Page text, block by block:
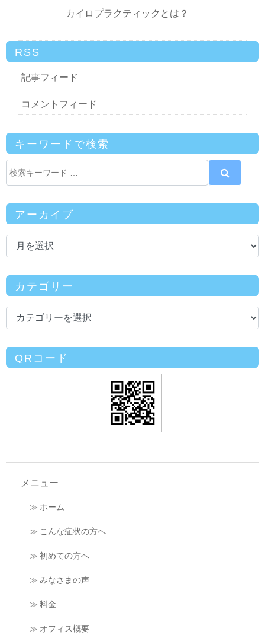
カイロプラクティックとは？
RSS
記事フィード
コメントフィード
キーワードで検索
アーカイブ
カテゴリー
QRコード
メニュー
≫ ホーム
≫ こんな症状の方へ
≫ 初めての方へ
≫ みなさまの声
≫ 料金
≫ オフィス概要